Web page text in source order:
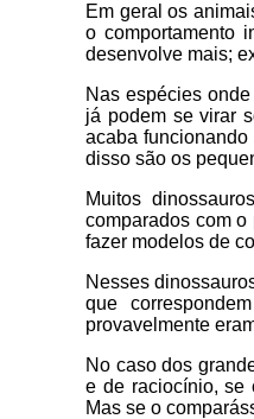
Em geral os
o comportamento
desenvolve mais;
Nas espécies
já podem se virar
acaba
disso são os
Muitos
comparados com
fazer modelos de
Nesses
que
provavelmente
No caso dos
e de raciocínio, se
Mas se o